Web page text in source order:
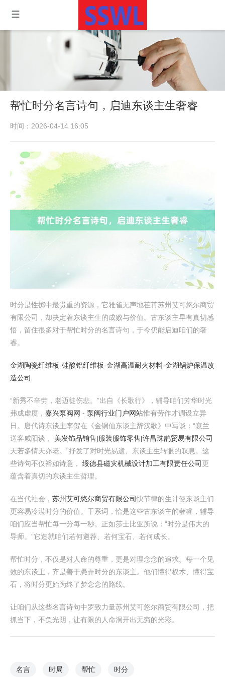
帮忙时分名言诗句，启迪东谈主生奢睿
时间：2026-04-14 16:05
时分是性掷中最贵重的资源，它雅雀无声地荏苒苏州艾可悠尔商贸
有限公司，却决定着东谈主生的成败与价值。古东谈主早有真切感
悟，留住很多对于帮忙时分的名言诗句，于今仍能启迪咱们的奢
睿。
金湖陶瓷纤维板-硅酸铝纤维板-金湖高温耐火材料-金湖锅炉保温改
造公司
“新秀不辛劳，老迈徒伤悲。”出自《长歌行》，辅导咱们芳华时光
弗成虚度， 嘉兴泵阀网 - 泵阀行业门户网站惟有劳作才调设立异
日。唐代诗东谈主李贺在《金铜仙东谈主辞汉歌》中写谈：“衰兰
送客咸阳谈， 美发饰品销售|服装服饰零售|许昌珠鹊贸易有限公司
天若多情天亦老。”抒发了对时光易逝、东谈主生转眼的叹息。这
些诗句不仅裕如诗意， 绥德县磁灾机械设计加工有限责任公司 更
蕴含着真切的东谈主生哲理。
在当代社会， 苏州艾可悠尔商贸有限公司快节律的生计使东谈主们
更容易冷漠时分的价值。干系词，恰是这些古东谈主的奢睿，辅导
咱们应当帮忙每一分每一秒。正如莎士比亚所说：“时分是伟大的
导师。”它造就咱们若何遴荐、若何宝石、若何成长。
帮忙时分，不仅是对人命的尊重，更是对理念念的追求。每一个见
效的东谈主，齐是善于愚弄时分的东谈主。他们懂得权术、懂得宝
石，将时分更始为终了梦念念的路线。
让咱们从这些名言诗句中罗致力量苏州艾可悠尔商贸有限公司，把
抓当下，不负光阴，让有限的人命洞开出无穷的光彩。
名言 时局 帮忙 时分